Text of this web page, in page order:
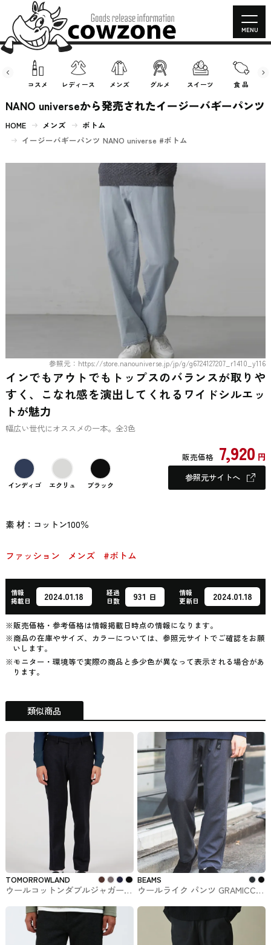
コスメ レディース メンズ グルメ スイーツ 食 品
MENU
NANO universeから発売されたイージーバギーパンツ
HOME メンズ
ボトム
イージーバギーパンツ NANO universe #ボトム
参照元：https://store.nanouniverse.jp/jp/g/g6724127207_r1410_y116
インでもアウトでもトップスのバランスが取りや
すく、こなれ感を演出してくれるワイドシルエッ
トが魅力
幅広い世代にオススメの一本。全3色
インディゴ エクリュ ブラック
販売価格 7,920 円
参照元サイトへ
素 材：コットン100％
ファッション メンズ #ボトム
情報
掲載日
2024.01.18
経過
日数
931 日
情報
更新日
2024.01.18
※販売価格・参考価格は情報掲載日時点の情報になります。
※商品の在庫やサイズ、カラーについては、参照元サイトでご確認をお願
いします。
※モニター・環境等で実際の商品と多少色が異なって表示される場合があ
ります。
類似商品
TOMORROWLAND
ウールコットンダブルジャガード
BEAMS
ウールライク パンツ GRAMICCI x
ム